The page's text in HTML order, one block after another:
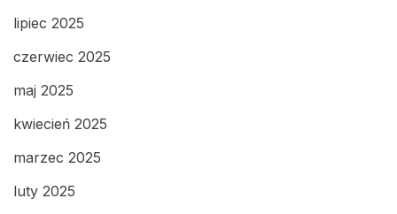
lipiec 2025
czerwiec 2025
maj 2025
kwiecień 2025
marzec 2025
luty 2025